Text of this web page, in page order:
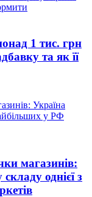
1 тис. грн
та як її
магазинів:
однієї з